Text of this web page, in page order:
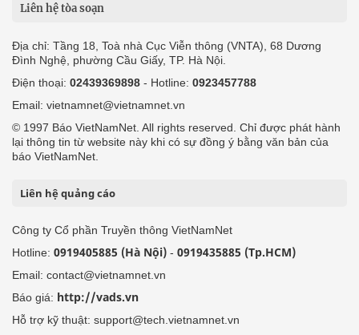
Liên hệ tòa soạn
Địa chỉ: Tầng 18, Toà nhà Cục Viễn thông (VNTA), 68 Dương
Đình Nghệ, phường Cầu Giấy, TP. Hà Nội.
Điện thoại: 02439369898 - Hotline: 0923457788
Email: vietnamnet@vietnamnet.vn
© 1997 Báo VietNamNet. All rights reserved. Chỉ được phát hành
lại thông tin từ website này khi có sự đồng ý bằng văn bản của
báo VietNamNet.
Liên hệ quảng cáo
Công ty Cổ phần Truyền thông VietNamNet
Hotline: 0919405885 (Hà Nội) - 0919435885 (Tp.HCM)
Email: contact@vietnamnet.vn
Báo giá: http://vads.vn
Hỗ trợ kỹ thuật: support@tech.vietnamnet.vn